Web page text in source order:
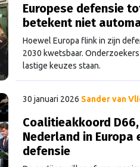
Europese defensie
betekent niet
Hoewel Europa flink in zijn
2030 kwetsbaar.
lastige keuzes staan.
30 januari 2026 Sander van
Coalitieakkoord D66,
Nederland in
defensie